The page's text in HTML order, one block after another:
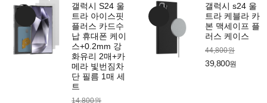
갤럭시 S24 울
트라 아이스핏
플러스 카드수
납 휴대폰 케이
스+0.2mm 강
화유리 2매+카
메라 빛번짐차
단 필름 1매 세
트
14,800원
갤럭시 s24 울
트라 케블라 카
본 맥세이프 플
러스 케이스
44,800원
39,800원